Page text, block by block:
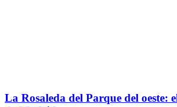
La Rosaleda del Parque del oeste: